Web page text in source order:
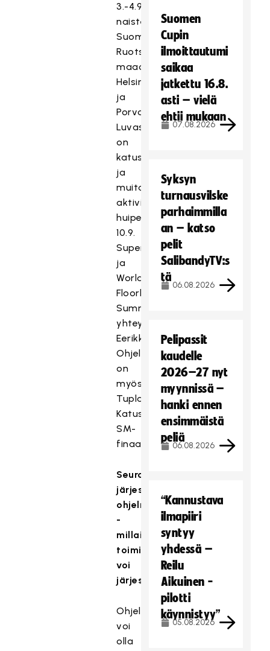
3.-4.9.
naisten
Suomi-
Ruotsi
maaotteluissa
Helsingissä
ja
Porvoossa.
Luvassa
on
katusählyä
ja
muita
aktiviteetteja. Pihapeliviikko
huipentuu
10.9.
SuperCupin
ja
World
Floorball
Summitin
yhteydessä
Eerikkilässä.
Ohjelmassa
on
myös
Tupla+
Katusählyn
SM-
finaalit.
Seurojen
järjestämä
ohjelma
-
millaista
toimintaa
voi
järjestää?
Ohjelma
voi
olla
Suomen
Cupin
ilmoittautumi
saikaa
jatkettu 16.8.
asti – vielä
ehtii mukaan
07.08.2026
Syksyn
turnausvilske
parhaimmilla
an – katso
pelit
SalibandyTV:s
tä
06.08.2026
Pelipassit
kaudelle
2026–27 nyt
myynnissä –
hanki ennen
ensimmäistä
peliä
06.08.2026
“Kannustava
ilmapiiri
syntyy
yhdessä –
Reilu
Aikuinen -
pilotti
käynnistyy”
05.08.2026